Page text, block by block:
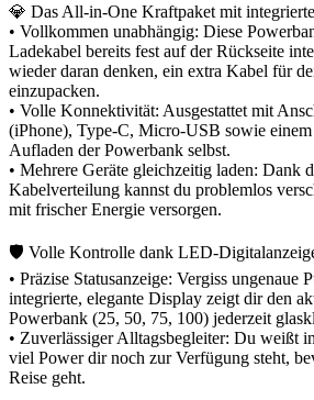
💎 Das All-in-One Kraftpaket mit
• Vollkommen unabhängig: Diese
Ladekabel bereits fest auf der Rückseite
wieder daran denken, ein extra Kabel für
einzupacken.
• Volle Konnektivität: Ausgestattet mit
(iPhone), Type-C, Micro-USB sowie
Aufladen der Powerbank selbst.
• Mehrere Geräte gleichzeitig laden: Dank
Kabelverteilung kannst du problemlos
mit frischer Energie versorgen.
🛡️ Volle Kontrolle dank LED-
• Präzise Statusanzeige: Vergiss ungenaue
integrierte, elegante Display zeigt dir den
Powerbank (25, 50, 75, 100) jederzeit
• Zuverlässiger Alltagsbegleiter: Du weißt
viel Power dir noch zur Verfügung steht,
Reise geht.